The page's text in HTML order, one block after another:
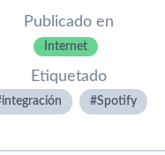
Publicado en
Internet
Etiquetado
integración Spotify